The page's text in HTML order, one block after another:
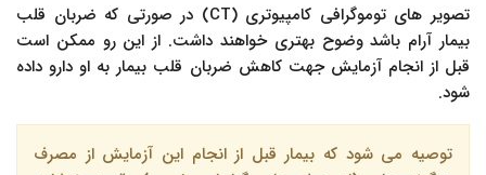
تصویر های توموگرافی کامپیوتری (CT) در صورتی که ضربان قلب
بیمار آرام باشد وضوح بهتری خواهند داشت. از این رو ممکن است
قبل از انجام آزمایش جهت کاهش ضربان قلب بیمار به او دارو داده
شود.
توصیه می شود که بیمار قبل از انجام این آزمایش از مصرف